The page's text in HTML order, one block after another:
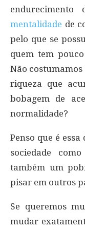
endurecimento
mentalidade de
pelo que se
quem tem
Não costumamos
riqueza que
bobagem de
normalidade?
Penso que é
sociedade
também um
pisar em outros
Se queremos
mudar